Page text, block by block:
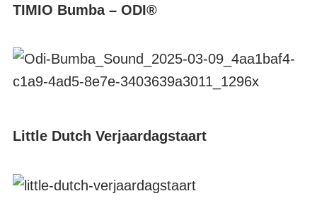
TIMIO Bumba – ODI®
Little Dutch Verjaardagstaart